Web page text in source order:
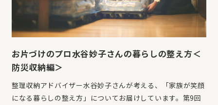
お片づけのプロ水谷妙子さんの暮らしの整え方＜
防災収納編＞
整理収納アドバイザー水谷妙子さんが考える、「家族が笑顔
になる暮らしの整え方」についてお届けしています。第9回